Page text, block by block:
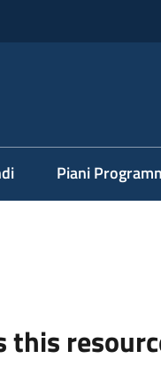
Piani
this